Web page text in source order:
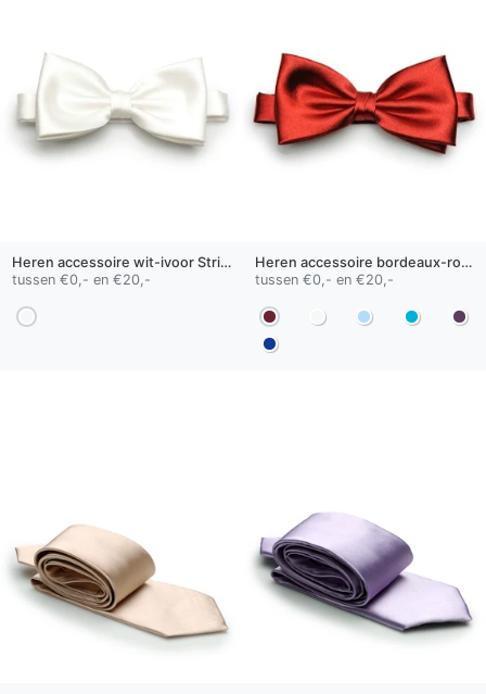
Heren accessoire wit-ivoorStrikje 01
tussen €0,- en €20,-
Heren accessoire bordeaux-rood
tussen €0,- en €20,-